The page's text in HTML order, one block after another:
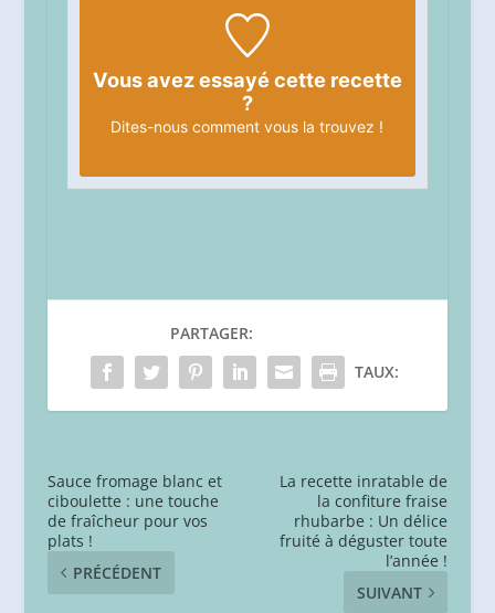
Vous avez essayé cette recette
?
Dites-nous comment vous la trouvez !
PARTAGER:
TAUX:
Sauce fromage blanc et
ciboulette : une touche
de fraîcheur pour vos
plats !
PRÉCÉDENT
La recette inratable de
la confiture fraise
rhubarbe : Un délice
fruité à déguster toute
l’année !
SUIVANT